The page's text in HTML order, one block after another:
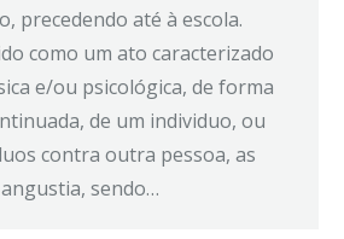
precedendo até à escola.
como um ato caracterizado
e/ou psicológica, de forma
de um individuo, ou
contra outra pessoa, as
sendo…